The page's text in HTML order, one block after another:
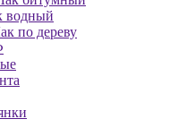
водный
по дереву